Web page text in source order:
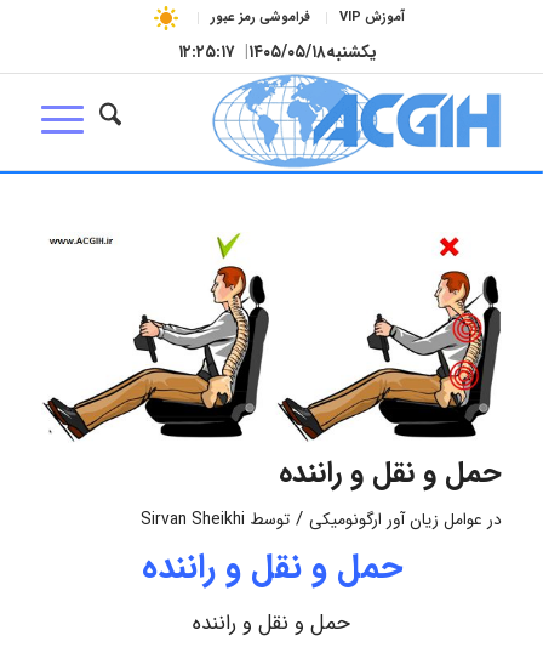
آموزش VIP فراموشی رمز عبور
یکشنبه۱۴۰۵/۰۵/۱۸| ۱۲:۲۵:۱۸
حمل و نقل و راننده
در عوامل زیان آور ارگونومیکی / توسط Sirvan Sheikhi
حمل و نقل و راننده
حمل و نقل و راننده